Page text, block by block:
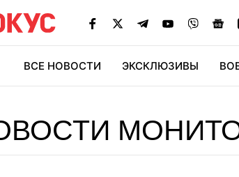
ВСЕ НОВОСТИ ЭКСКЛЮЗИВЫ